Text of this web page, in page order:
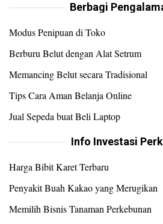
Berbagi
Modus Penipuan di Toko
Berburu Belut dengan Alat Setrum
Memancing Belut secara Tradisional
Tips Cara Aman Belanja Online
Jual Sepeda buat Beli Laptop
Info Investasi
Harga Bibit Karet Terbaru
Penyakit Buah Kakao yang Merugikan
Memilih Bisnis Tanaman Perkebunan